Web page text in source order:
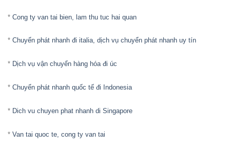
* Cong ty van tai bien, lam thu tuc hai quan
* Chuyển phát nhanh đi italia, dịch vụ chuyển phát nhanh uy tín
* Dịch vụ vận chuyển hàng hóa đi úc
* Chuyển phát nhanh quốc tế đi Indonesia
* Dich vu chuyen phat nhanh di Singapore
* Van tai quoc te, cong ty van tai